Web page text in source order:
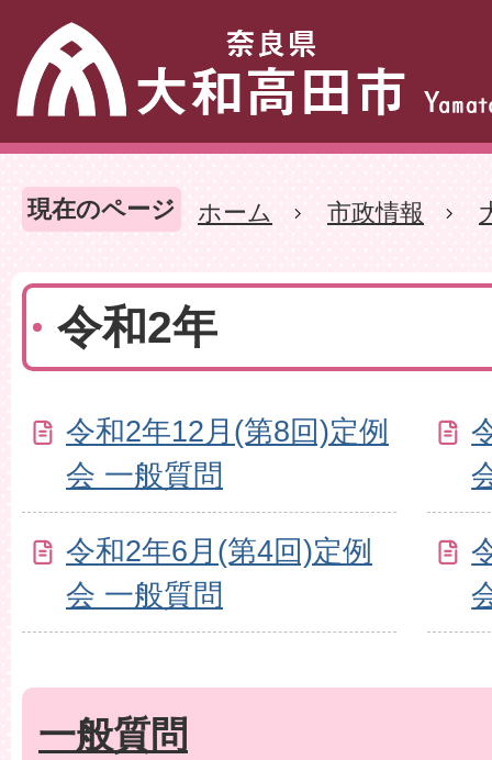
現在のページ ホーム 市政情報
令和2年
令和2年12月(第8回)定例
会 一般質問
令和2年6月(第4回)定例
会 一般質問
一般質問